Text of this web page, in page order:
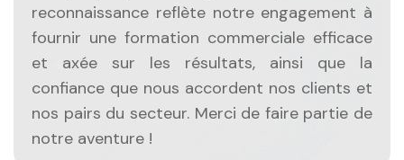
reconnaissance reflète notre engagement à
fournir une formation commerciale efficace
et axée sur les résultats, ainsi que la
confiance que nous accordent nos clients et
nos pairs du secteur. Merci de faire partie de
notre aventure !